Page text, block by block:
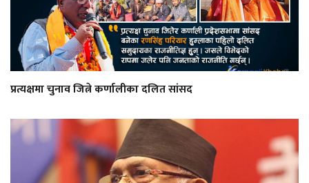
प्रत्यक्षमा चुनाव जित्ने कर्णालीका दलित सांसद